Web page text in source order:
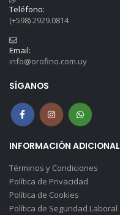
Teléfono:
(+598) 2929.0814
Email:
info@orofino.com.uy
SÍGANOS
INFORMACIÓN ADICIONAL
Términos y Condiciones
Política de Privacidad
Política de Cookies
Política de Seguridad Laboral